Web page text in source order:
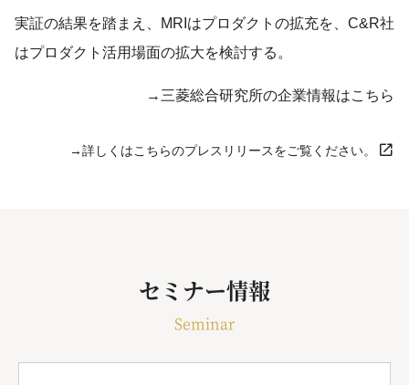
実証の結果を踏まえ、MRIはプロダクトの拡充を、C&R社
はプロダクト活用場面の拡大を検討する。
→三菱総合研究所の企業情報はこちら
→詳しくはこちらのプレスリリースをご覧ください。
セミナー情報
Seminar